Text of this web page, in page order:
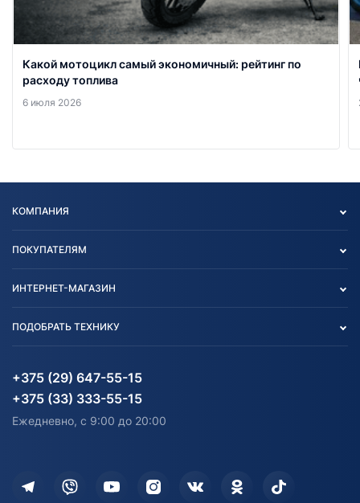
Какой мотоцикл самый экономичный: рейтинг по
расходу топлива
6 июля 2026
КОМПАНИЯ
Блог
Карта сайта
ПОКУПАТЕЛЯМ
Согласие на обработку
Информация до получения
согласия на обработку
Дополнительные услуги
ИНТЕРНЕТ-МАГАЗИН
Агротехника
Водный транспорт
Электротранспорт
ПОДОБРАТЬ ТЕХНИКУ
Агротехника
Электротранспорт
+375 (29) 647-55-15
+375 (33) 333-55-15
Ежедневно, с 9:00 до 20:00